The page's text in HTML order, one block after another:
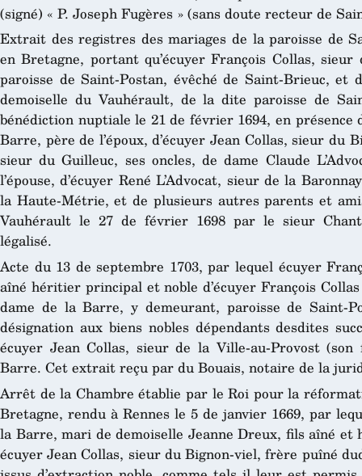
(signé) « P. Joseph Fugères » (sans doute recteur de
Extrait des registres des mariages de la paroisse de
en Bretagne, portant qu’écuyer François Collas,
paroisse de Saint-Postan, évêché de Saint-Brieuc, et
demoiselle du Vauhérault, de la dite paroisse de
bénédiction nuptiale le 21 de février 1694, en présence
Barre, père de l’époux, d’écuyer Jean Collas, sieur du
sieur du Guilleuc, ses oncles, de dame Claude
l’épouse, d’écuyer René L’Advocat, sieur de la
la Haute-Métrie, et de plusieurs autres parents et
Vauhérault le 27 de février 1698 par le sieur
légalisé.
Acte du 13 de septembre 1703, par lequel écuyer
aîné héritier principal et noble d’écuyer François
dame de la Barre, y demeurant, paroisse de Saint-
désignation aux biens nobles dépendants desdites
écuyer Jean Collas, sieur de la Ville-au-Provost
Barre. Cet extrait reçu par du Bouais, notaire de la
Arrêt de la Chambre établie par le Roi pour la
Bretagne, rendu à Rennes le 5 de janvier 1669, par
la Barre, mari de demoiselle Jeanne Dreux, fils aîné
écuyer Jean Collas, sieur du Bignon-viel, frère puîné